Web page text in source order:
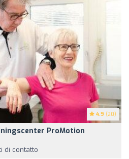
4.9 (20)
ProMotion
di contatto